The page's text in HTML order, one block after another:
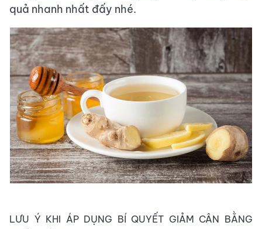
quả nhanh nhất đấy nhé.
LƯU Ý KHI ÁP DỤNG BÍ QUYẾT GIẢM CÂN BẰNG